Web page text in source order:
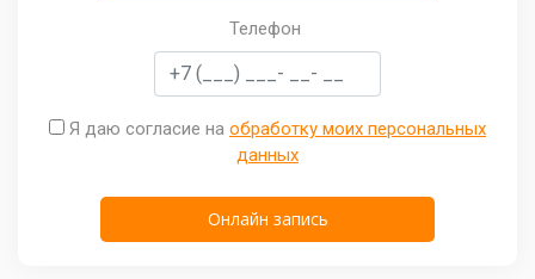
Телефон
Я даю согласие на обработку моих персональных
данных